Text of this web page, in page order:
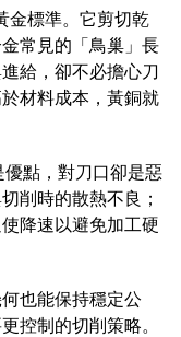
金標準。它剪切乾
常見的「鳥巢」長
給，卻不必擔心刀
材料成本，黃銅就
點，對刀口卻是惡
削時的散熱不良；
降速以避免加工硬
也能保持穩定公
控制的切削策略。